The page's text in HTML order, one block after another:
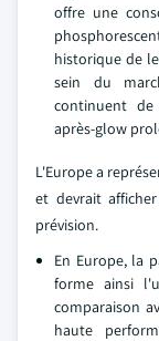
offre une
historique de
sein du
continuent
après-glow
L'Europe a
et devrait
prévision.
En Europe, la
forme ainsi
comparaison
haute